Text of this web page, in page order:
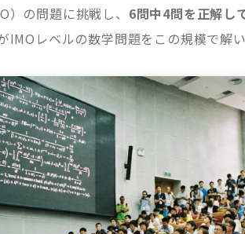
の問題に挑戦し、 6問中4問を正解し
IMOレベルの数学問題をこの規模で解